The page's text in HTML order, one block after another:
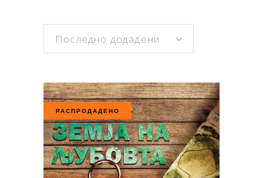
Последно додадени
РАСПРОДАДЕНО